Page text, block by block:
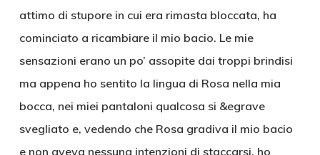
attimo di stupore in cui era rimasta bloccata, ha
cominciato a ricambiare il mio bacio. Le mie
sensazioni erano un po’ assopite dai troppi brindisi
ma appena ho sentito la lingua di Rosa nella mia
bocca, nei miei pantaloni qualcosa si &egrave
svegliato e, vedendo che Rosa gradiva il mio bacio
e non aveva nessuna intenzioni di staccarsi, ho